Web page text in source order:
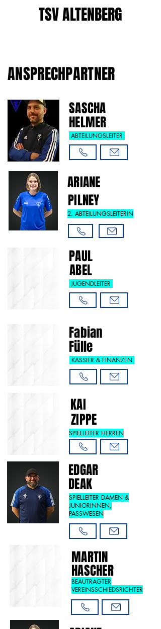
TSV ALTENBERG
ANSPRECHPARTNER
SASCHA
HELMER
ABTEILUNGSLEITER
ARIANE
PILNEY
2. ABTEILUNGSLEITERIN
PAUL
ABEL
JUGENDLEITER
Fabian
Fülle
KASSIER & FINANZEN
KAI
ZIPPE
SPIELLEITER HERREN
EDGAR
DEAK
SPIELLEITER DAMEN &
JUNIORINNEN,
PASSWESEN
MARTIN
HASCHER
BEAUTRAGTER
VEREINSSCHIEDSRICHTER